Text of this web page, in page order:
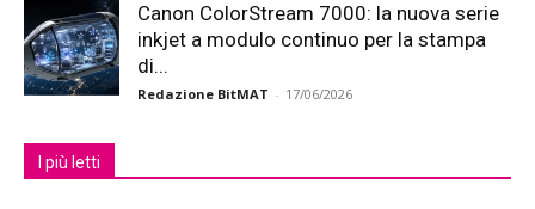
Canon ColorStream 7000: la nuova serie
inkjet a modulo continuo per la stampa
di...
Redazione BitMAT - 17/06/2026
I più letti